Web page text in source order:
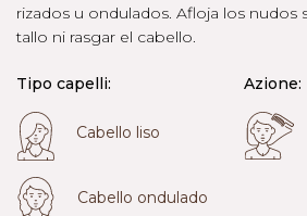
rizados u ondulados. Afloja los nudos
tallo ni rasgar el cabello.
Tipo capelli:
Cabello liso
Cabello ondulado
Azione: